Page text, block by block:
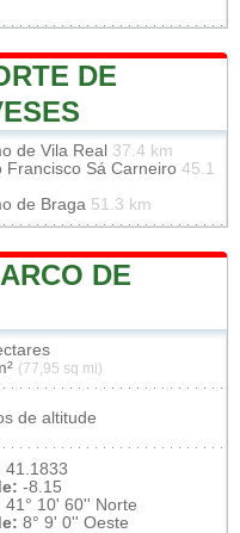
DE
de Vila Real 37.4 km
Francisco Sá Carneiro 45.1
de Braga 51.3 km
DE
(77,95 sq mi)
de altitude
41.1833
-8.15
41° 10' 60'' Norte
8° 9' 0'' Oeste